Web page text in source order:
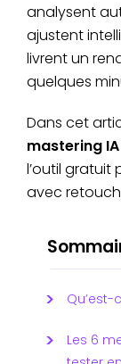
analysent
ajustent
livrent un
quelques
Dans cet
mastering IA
l’outil
avec
Qu’est-
Les 6